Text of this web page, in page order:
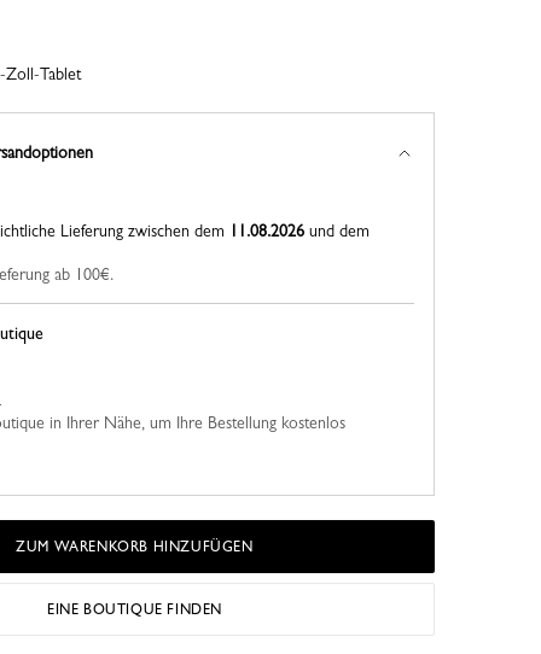
Zoll-Tablet
in Ihrer Nähe, um Ihre Bestellung kostenlos
Lieferung zwischen dem 11.08.2026und dem
ab 100€.
ZUM WARENKORB HINZUFÜGEN
EINE BOUTIQUE FINDEN